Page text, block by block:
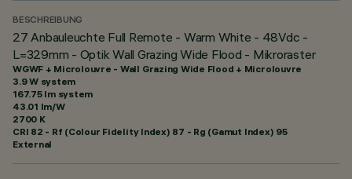
BESCHREIBUNG
27 Anbauleuchte Full Remote - Warm White - 48Vdc -
L=329mm - Optik Wall Grazing Wide Flood - Mikroraster
WGWF + Microlouvre - Wall Grazing Wide Flood + Microlouvre
3.9 W system
167.75 lm system
43.01 lm/W
2700 K
CRI 82 - Rf (Colour Fidelity Index) 87 - Rg (Gamut Index) 95
External